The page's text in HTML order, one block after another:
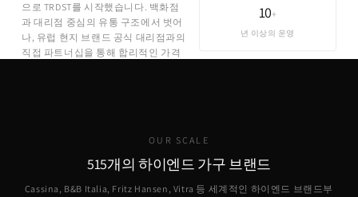
으로 TRDST를 시작했습니다. 백화점
과 대리점 중심의 유통 구조에서 벗어
나, 유럽 현지 브랜드 공식 대리점과의
직접 파트너십을 통해 합리적인 가격
10+
년 이상의 운영
OUR SCALE
515개의 하이엔드 가구 브랜드
Cassina, B&B Italia, Fritz Hansen, Vitra 등 세계적인 하이엔드 브랜드부